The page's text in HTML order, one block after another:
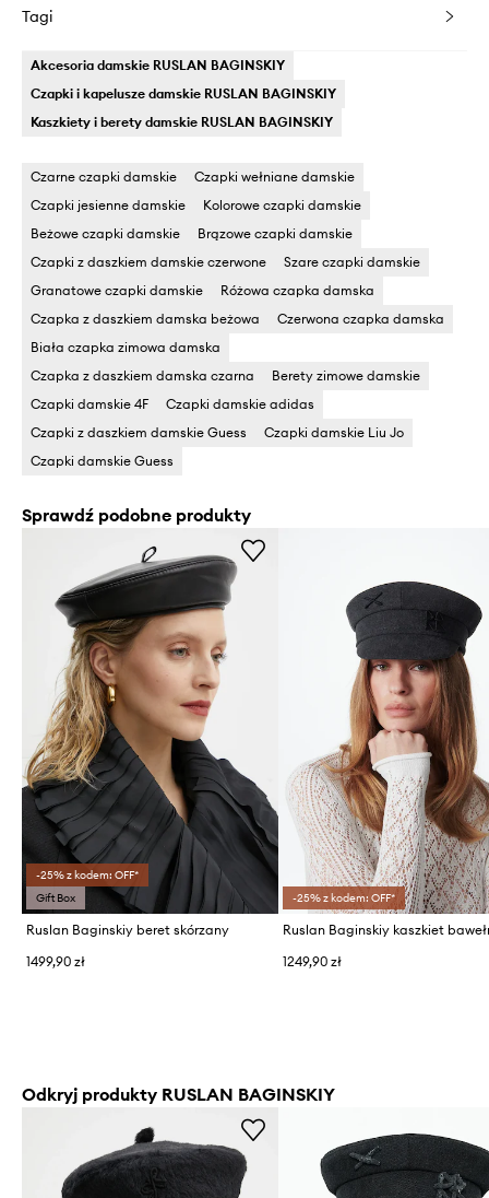
Tagi
Akcesoria damskie RUSLAN BAGINSKIY
Czapki i kapelusze damskie RUSLAN BAGINSKIY
Kaszkiety i berety damskie RUSLAN BAGINSKIY
Czarne czapki damskie
Czapki wełniane damskie
Czapki jesienne damskie
Kolorowe czapki damskie
Beżowe czapki damskie
Brązowe czapki damskie
Czapki z daszkiem damskie czerwone
Szare czapki damskie
Granatowe czapki damskie
Różowa czapka damska
Czapka z daszkiem damska beżowa
Czerwona czapka damska
Biała czapka zimowa damska
Czapka z daszkiem damska czarna
Berety zimowe damskie
Czapki damskie 4F
Czapki damskie adidas
Czapki z daszkiem damskie Guess
Czapki damskie Liu Jo
Czapki damskie Guess
Sprawdź podobne produkty
-25% z kodem: OFF*
Gift Box
Ruslan Baginskiy beret skórzany
1499,90 zł
-25% z kodem: OFF*
1249,90 zł
Odkryj produkty RUSLAN BAGINSKIY